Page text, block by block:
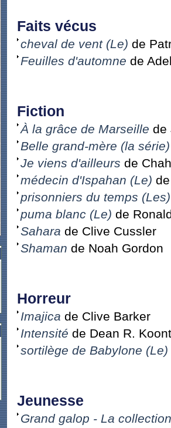
Faits vécus
cheval de vent (Le) de
Feuilles d'automne de
Fiction
À la grâce de Marseille de
Belle grand-mère (la série)
Je viens d'ailleurs de
médecin d'Ispahan (Le)
prisonniers du temps (Les)
puma blanc (Le) de
Sahara de Clive Cussler
Shaman de Noah Gordon
Horreur
Imajica de Clive Barker
Intensité de Dean R.
sortilège de Babylone (Le)
Jeunesse
Grand galop - La collection